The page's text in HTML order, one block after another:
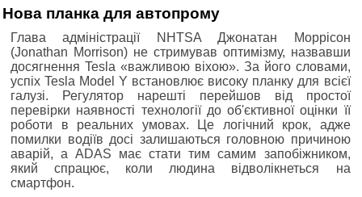
Нова планка для автопрому
Глава адміністрації NHTSA Джонатан Моррісон
(Jonathan Morrison) не стримував оптимізму, назвавши
досягнення Tesla «важливою віхою». За його словами,
успіх Tesla Model Y встановлює високу планку для всієї
галузі. Регулятор нарешті перейшов від простої
перевірки наявності технології до об'єктивної оцінки її
роботи в реальних умовах. Це логічний крок, адже
помилки водіїв досі залишаються головною причиною
аварій, а ADAS має стати тим самим запобіжником,
який спрацює, коли людина відволікнеться на
смартфон.